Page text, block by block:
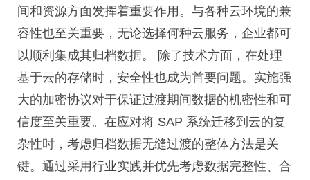
间和资源方面发挥着重要作用。与各种云环境的兼
容性也至关重要，无论选择何种云服务，企业都可
以顺利集成其归档数据。 除了技术方面，在处理
基于云的存储时，安全性也成为首要问题。实施强
大的加密协议对于保证过渡期间数据的机密性和可
信度至关重要。在应对将 SAP 系统迁移到云的复
杂性时，考虑归档数据无缝过渡的整体方法是关
键。通过采用行业实践并优先考虑数据完整性、合